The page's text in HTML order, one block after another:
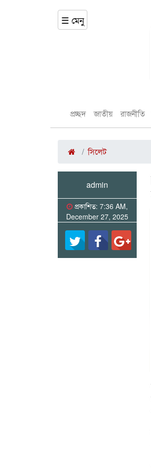
☰ মেনু
প্রচ্ছদ জাতীয় রাজনীতি
সিলেট
admin
প্রকাশিত: 7:36 AM,
December 27, 2025